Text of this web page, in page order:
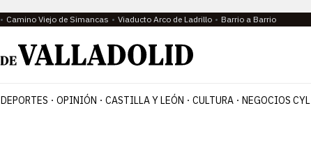
Camino Viejo de Simancas Viaducto Arco de Ladrillo Barrio a Barrio
DEPORTES OPINIÓN CASTILLA Y LEÓN CULTURA NEGOCIOS CYL